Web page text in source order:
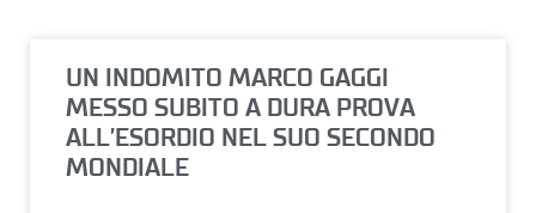
UN INDOMITO MARCO GAGGI
MESSO SUBITO A DURA PROVA
ALL’ESORDIO NEL SUO SECONDO
MONDIALE